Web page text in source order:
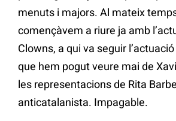
menuts i majors. Al mateix
començàvem a riure ja amb
Clowns, a qui va seguir
que hem pogut veure mai de
les representacions de Rita
anticatalanista. Impagable.